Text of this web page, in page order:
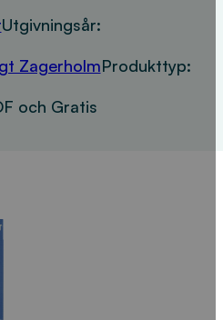
Utgivningsår:
ZagerholmProdukttyp:
och Gratis